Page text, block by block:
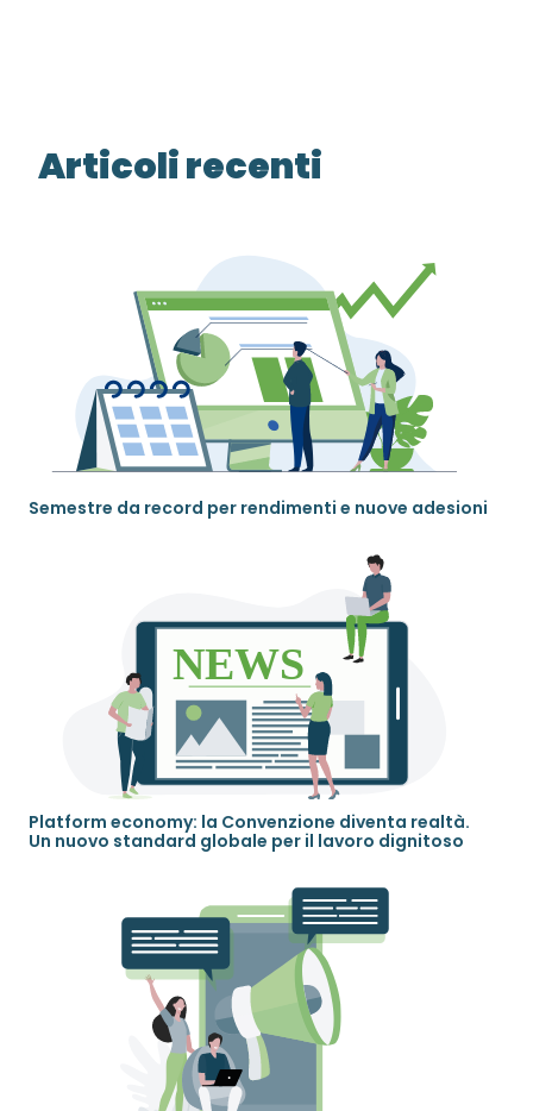
Articoli recenti
Semestre da record per rendimenti e nuove adesioni
Platform economy: la Convenzione diventa realtà.
Un nuovo standard globale per il lavoro dignitoso